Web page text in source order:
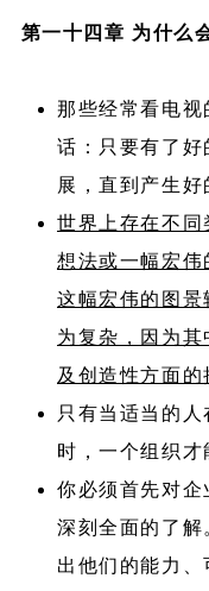
第一十四章 为什么
那些经常看电视
话：只要有了
展，直到产生好
世界上存在不同
想法或一幅宏
这幅宏伟的图景
为复杂，因为
及创造性方面的
只有当适当的
时，一个组织才
你必须首先对
深刻全面的了
出他们的能力、